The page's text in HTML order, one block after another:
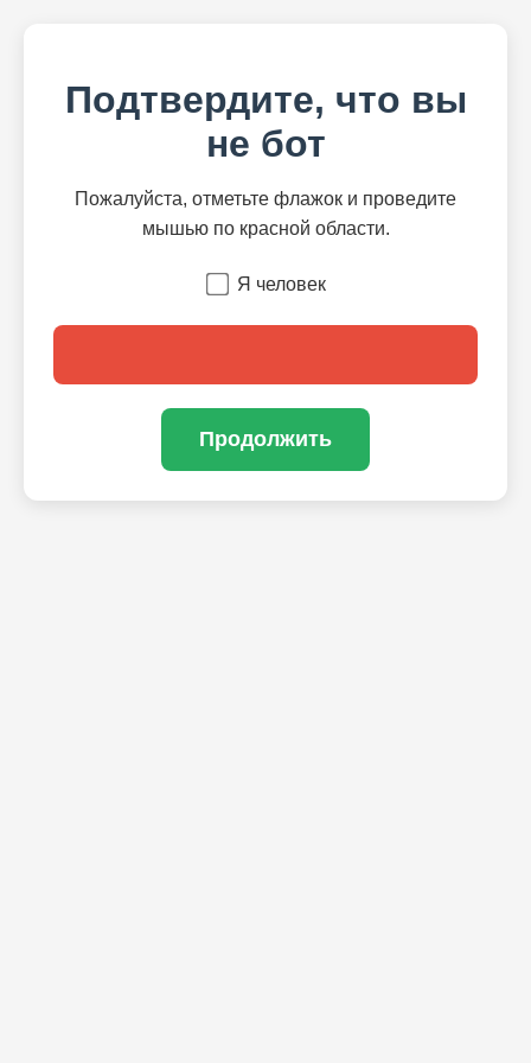
Подтвердите, что вы
не бот
Пожалуйста, отметьте флажок и проведите
мышью по красной области.
Я человек
Продолжить